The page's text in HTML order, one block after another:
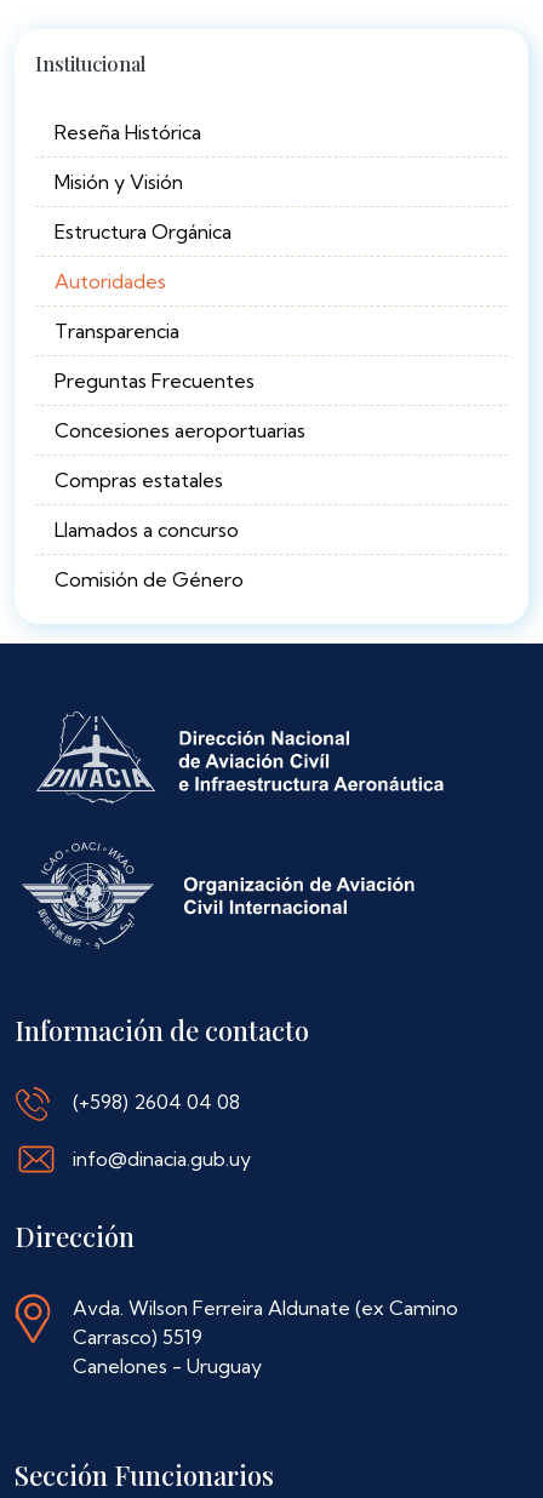
Institucional
Reseña Histórica
Misión y Visión
Estructura Orgánica
Autoridades
Transparencia
Preguntas Frecuentes
Concesiones aeroportuarias
Compras estatales
Llamados a concurso
Comisión de Género
Información de contacto
(+598) 2604 04 08
info@dinacia.gub.uy
Dirección
Avda. Wilson Ferreira Aldunate (ex Camino
Carrasco) 5519
Canelones - Uruguay
Sección Funcionarios